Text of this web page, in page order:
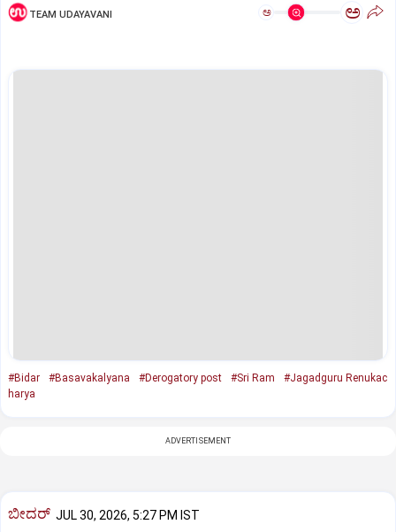
TEAM UDAYAVANI ಅ ಅ
#Bidar #Basavakalyana #Derogatory post #Sri Ram
#Jagadguru Renukac
harya
ADVERTISEMENT
ಬೀದರ್ JUL 30, 2026, 5:27 PM IST